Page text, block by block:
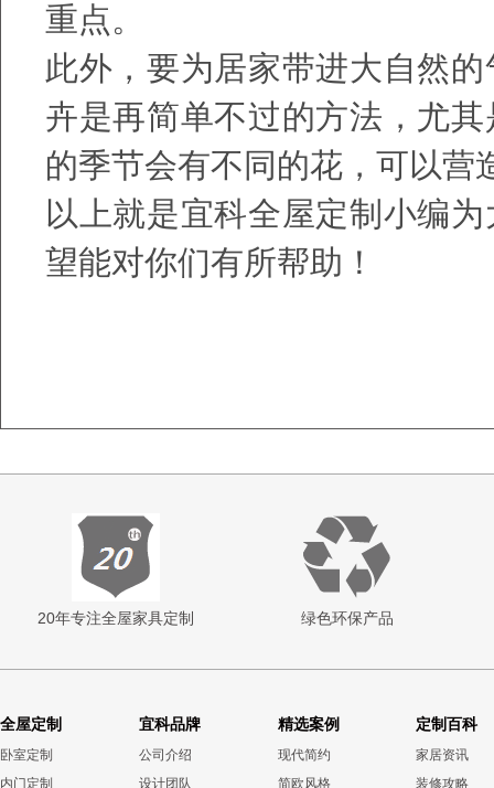
重点。
此外，要为居家带进大自然
卉是再简单不过的方法，尤
的季节会有不同的花，可以营
以上就是宜科全屋定制小编
望能对你们有所帮助！
20年专注全屋家具定制 绿色环保产品
全屋定制
卧室定制
内门定制
宜科品牌
公司介绍
设计团队
精选案例
现代简约
简欧风格
定制百科
家居资讯
装修攻略